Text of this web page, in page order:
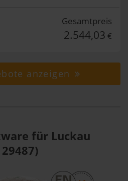
Gesamtpreis
2.544,03 €
anzeigen
für Luckau